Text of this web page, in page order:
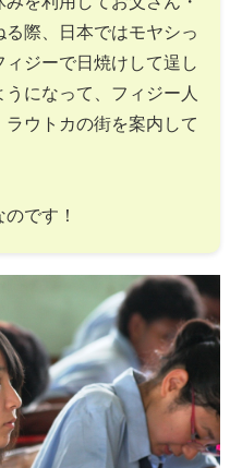
際、日本ではモヤシっ
ジーで日焼けして逞し
になって、フィジー人
ウトカの街を案内して
です！